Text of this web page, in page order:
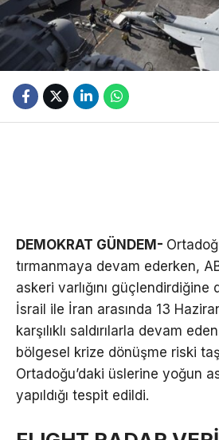
DEMOKRAT GÜNDEM-
tırmanmaya devam ederken,
askeri varlığını güçlendirdiğine
İsrail ile İran arasında 13
karşılıklı saldırılarla devam
bölgesel krize dönüşme riski
Ortadoğu’daki üslerine yoğun
yapıldığı tespit edildi.